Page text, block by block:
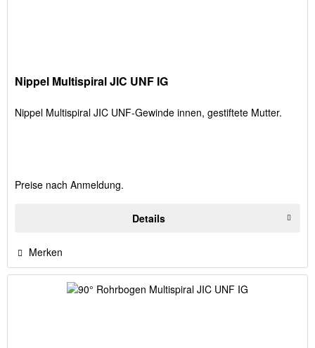
Nippel Multispiral JIC UNF IG
Nippel Multispiral JIC UNF-Gewinde innen, gestiftete Mutter.
Preise nach Anmeldung.
Details
Merken